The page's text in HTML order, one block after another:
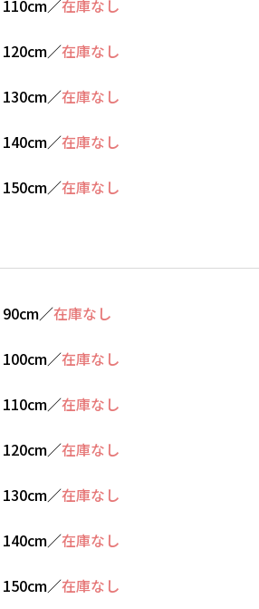
110cm／在庫なし
120cm／在庫なし
130cm／在庫なし
140cm／在庫なし
150cm／在庫なし
90cm／在庫なし
100cm／在庫なし
110cm／在庫なし
120cm／在庫なし
130cm／在庫なし
140cm／在庫なし
150cm／在庫なし